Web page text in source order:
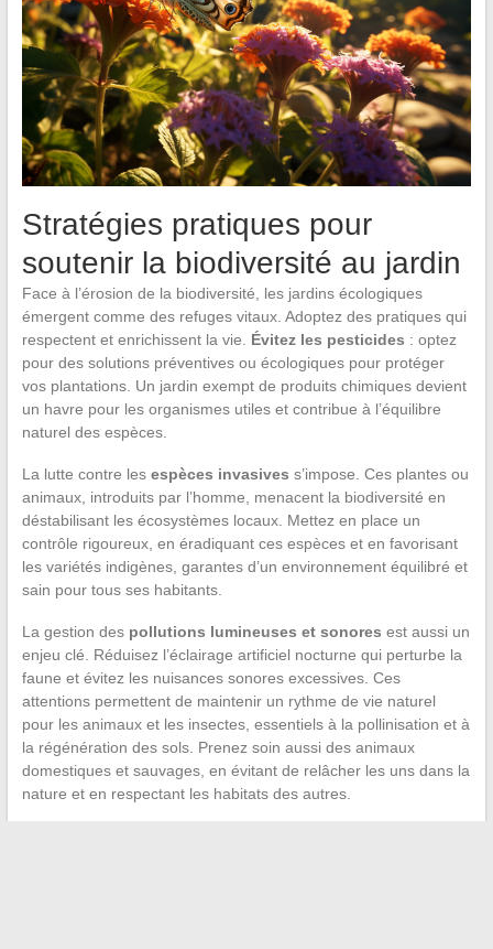
Stratégies pratiques pour
soutenir la biodiversité au jardin
Face à l’érosion de la biodiversité, les jardins écologiques
émergent comme des refuges vitaux. Adoptez des pratiques qui
respectent et enrichissent la vie. Évitez les pesticides : optez
pour des solutions préventives ou écologiques pour protéger
vos plantations. Un jardin exempt de produits chimiques devient
un havre pour les organismes utiles et contribue à l’équilibre
naturel des espèces.
La lutte contre les espèces invasives s’impose. Ces plantes ou
animaux, introduits par l’homme, menacent la biodiversité en
déstabilisant les écosystèmes locaux. Mettez en place un
contrôle rigoureux, en éradiquant ces espèces et en favorisant
les variétés indigènes, garantes d’un environnement équilibré et
sain pour tous ses habitants.
La gestion des pollutions lumineuses et sonores est aussi un
enjeu clé. Réduisez l’éclairage artificiel nocturne qui perturbe la
faune et évitez les nuisances sonores excessives. Ces
attentions permettent de maintenir un rythme de vie naturel
pour les animaux et les insectes, essentiels à la pollinisation et à
la régénération des sols. Prenez soin aussi des animaux
domestiques et sauvages, en évitant de relâcher les uns dans la
nature et en respectant les habitats des autres.